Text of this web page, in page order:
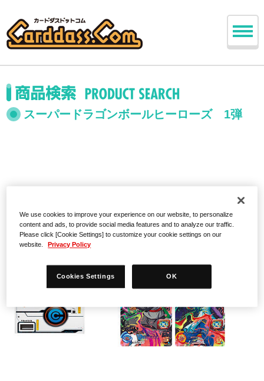
スーパードラゴンボールヒーローズ 1弾
We use cookies to improve your experience on our website, to personalize
content and ads, to provide social media features and to analyze our traffic.
Please click [Cookie Settings] to customize your cookie settings on our
website.
Privacy Policy
Cookies Settings OK